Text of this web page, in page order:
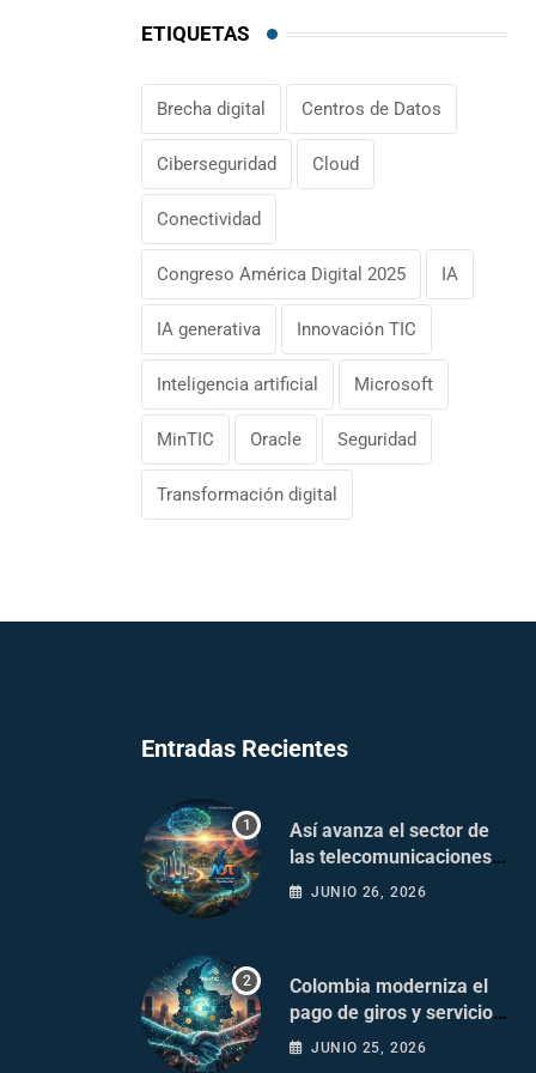
ETIQUETAS
Brecha digital Centros de Datos
Ciberseguridad Cloud
Conectividad
Congreso América Digital 2025 IA
IA generativa Innovación TIC
Inteligencia artificial Microsoft
MinTIC Oracle Seguridad
Transformación digital
Entradas Recientes
Así avanza el sector de
las telecomunicaciones
en Colombia
JUNIO 26, 2026
Colombia moderniza el
pago de giros y servicios
postales
JUNIO 25, 2026